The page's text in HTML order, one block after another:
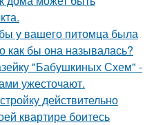
у вашего питомца была
как бы она называлась?
"Бабушкиных Схем" -
ужесточают.
действительно
квартире боитесь